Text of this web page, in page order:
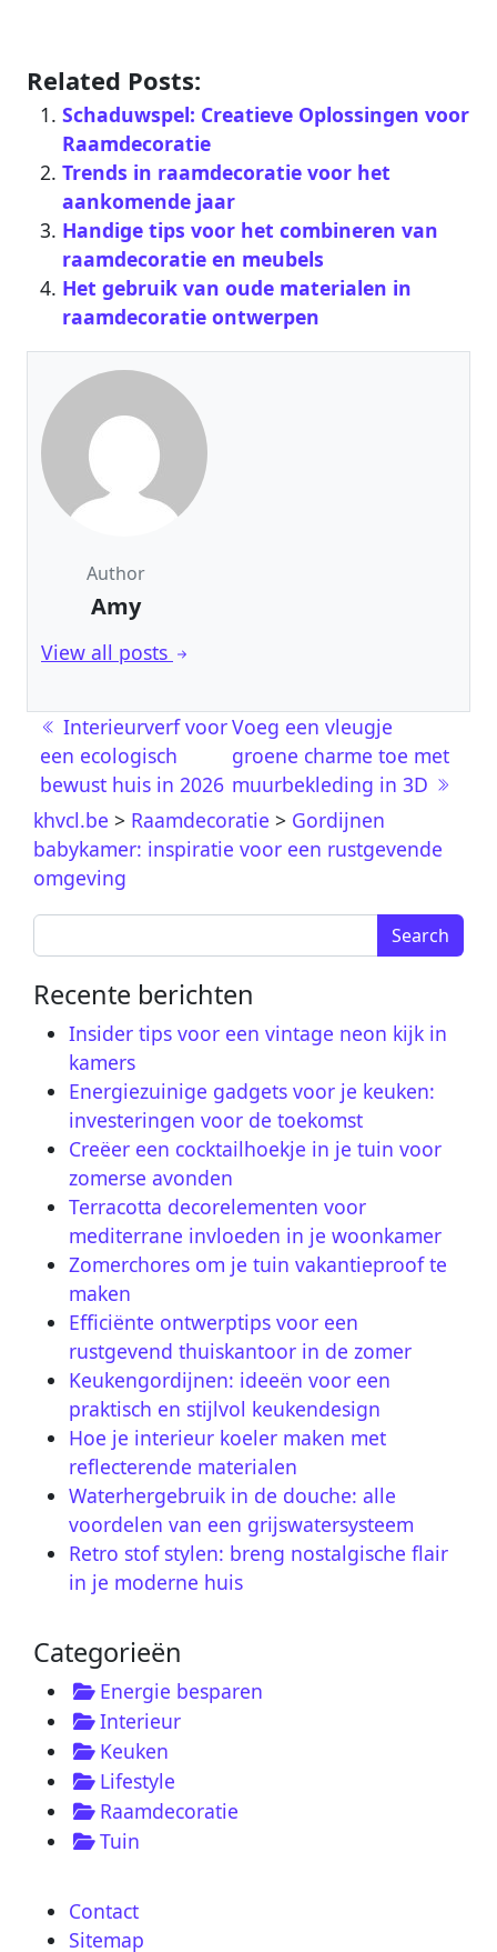
Related Posts:
Schaduwspel: Creatieve Oplossingen voor
Raamdecoratie
Trends in raamdecoratie voor het
aankomende jaar
Handige tips voor het combineren van
raamdecoratie en meubels
Het gebruik van oude materialen in
raamdecoratie ontwerpen
Author
Amy
View all posts
Post navigation
Interieurverf voor
een ecologisch
bewust huis in 2026
Voeg een vleugje
groene charme toe met
muurbekleding in 3D
khvcl.be > Raamdecoratie > Gordijnen
babykamer: inspiratie voor een rustgevende
omgeving
Search for:
Recente berichten
Insider tips voor een vintage neon kijk in
kamers
Energiezuinige gadgets voor je keuken:
investeringen voor de toekomst
Creëer een cocktailhoekje in je tuin voor
zomerse avonden
Terracotta decorelementen voor
mediterrane invloeden in je woonkamer
Zomerchores om je tuin vakantieproof te
maken
Efficiënte ontwerptips voor een
rustgevend thuiskantoor in de zomer
Keukengordijnen: ideeën voor een
praktisch en stijlvol keukendesign
Hoe je interieur koeler maken met
reflecterende materialen
Waterhergebruik in de douche: alle
voordelen van een grijswatersysteem
Retro stof stylen: breng nostalgische flair
in je moderne huis
Categorieën
Energie besparen
Interieur
Keuken
Lifestyle
Raamdecoratie
Tuin
Contact
Sitemap